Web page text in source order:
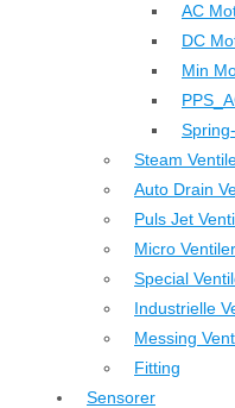
AC
DC
Min
Steam
Auto Drain
Puls Jet
Micro Ventiler
Special
Industrielle
Messing
Fitting
Sensorer